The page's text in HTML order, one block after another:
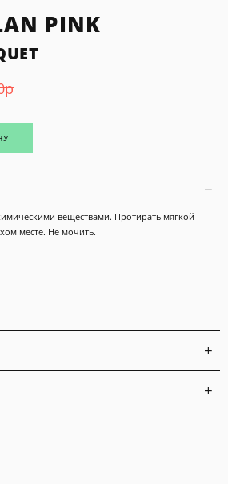
PINK
р
веществами. Протирать мягкой
месте. Не мочить.